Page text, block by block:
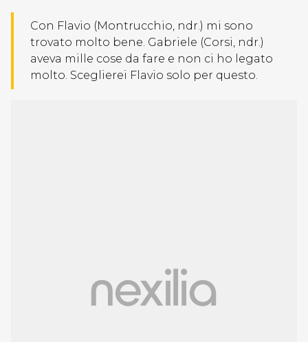
Con Flavio (Montrucchio, ndr.) mi sono
trovato molto bene. Gabriele (Corsi, ndr.)
aveva mille cose da fare e non ci ho legato
molto. Sceglierei Flavio solo per questo.